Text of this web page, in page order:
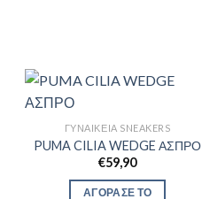
ΓΥΝΑΙΚΕΊΑ SNEAKERS
PUMA CILIA WEDGE ΑΣΠΡΟ
€59,90
ΑΓΟΡΑΣΕ ΤΟ